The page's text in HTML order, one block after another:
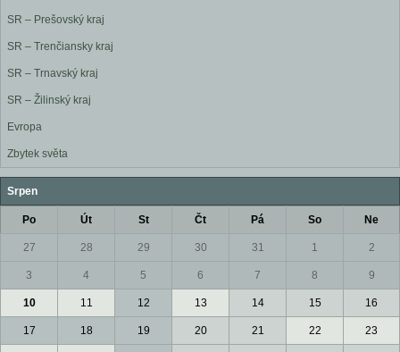
SR – Prešovský kraj
SR – Trenčiansky kraj
SR – Trnavský kraj
SR – Žilinský kraj
Evropa
Zbytek světa
Srpen
Po Út St Čt Pá So Ne
27 28 29 30 31 1 2
3 4 5 6 7 8 9
10 11 12 13 14 15 16
17 18 19 20 21 22 23